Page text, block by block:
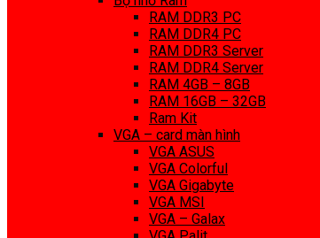
RAM DDR3 PC
RAM DDR4 PC
RAM DDR3 Server
RAM DDR4 Server
RAM 4GB – 8GB
RAM 16GB – 32GB
Ram Kit
VGA – card màn hình
VGA ASUS
VGA Colorful
VGA Gigabyte
VGA MSI
VGA – Galax